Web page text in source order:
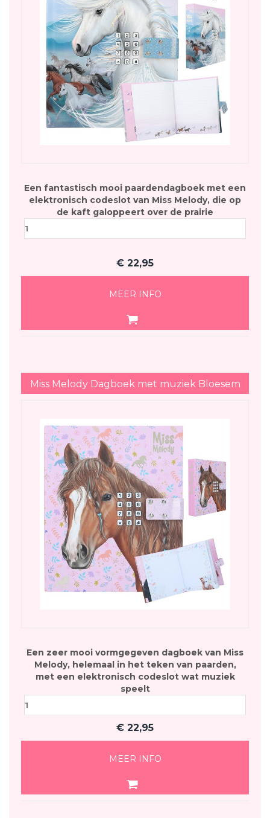
Een fantastisch mooi paardendagboek met een
elektronisch codeslot van Miss Melody, die op
de kaft galoppeert over de prairie
€ 22,95
MEER INFO
Miss Melody Dagboek met muziek Bloesem
Een zeer mooi vormgegeven dagboek van Miss
Melody, helemaal in het teken van paarden,
met een elektronisch codeslot wat muziek
speelt
€ 22,95
MEER INFO